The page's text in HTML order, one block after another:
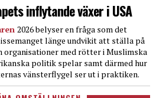
inflytande växer i USA
2026 belyser en fråga som det
länge undvikit att ställa på
organisationer med rötter i Muslimska
politik spelar samt därmed hur
vänsterflygel ser ut i praktiken.